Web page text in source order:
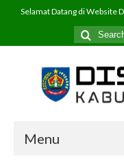
Selamat Datang di Website
Search
for:
Menu